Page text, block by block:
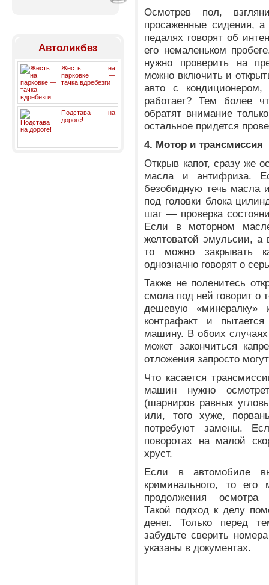
Автоликбез
Жесть на
парковке —
тачка вдребезги
Подстава на
дороге!
Осмотрев пол,
просаженные сидения,
педалях говорят об
его немаленьком
нужно проверить на
можно включить и
авто с кондиционером,
работает? Тем более
обратят внимание
остальное придется
4. Мотор и трансмиссия
Открыв капот, сразу же
масла и антифриза.
безобидную течь масла
под головки блока
шаг — проверка
Если в моторном
желтоватой эмульсии,
то можно закрывать
однозначно говорят о
Также не поленитесь
смола под ней говорит о
дешевую
контрафакт и
машину. В обоих случаях
может закончиться
отложения запросто
Что касается
машин нужно
(шарниров равных
или, того хуже,
потребуют замены.
поворотах на малой
хруст.
Если в автомобиле
криминального, то
продолжения осмотра
Такой подход к делу
денег. Только перед
забудьте сверить
указаны в документах.